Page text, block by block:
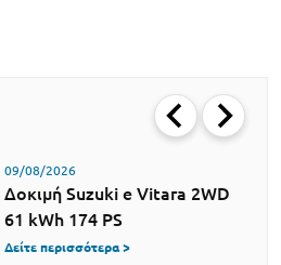
09/08/2026
Δοκιμή Suzuki e Vitara 2WD
61 kWh 174 PS
Δείτε περισσότερα >